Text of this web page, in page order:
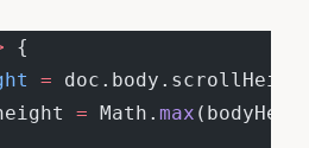
{
=
= Math. max